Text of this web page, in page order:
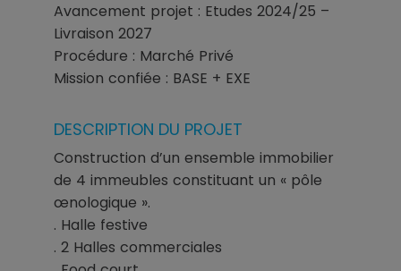
Avancement projet : Etudes 2024/25 –
Livraison 2027
Procédure : Marché Privé
Mission confiée : BASE + EXE
DESCRIPTION DU PROJET
Construction d’un ensemble immobilier
de 4 immeubles constituant un « pôle
œnologique ».
. Halle festive
. 2 Halles commerciales